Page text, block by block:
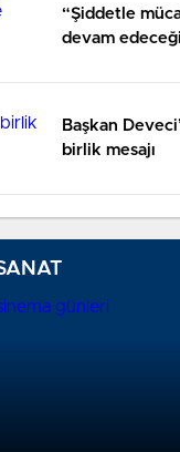
“Şiddetle
devam
Başkan
birlik mesajı